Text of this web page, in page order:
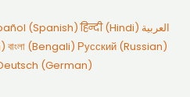
(Spanish) हिन्दी (Hindi) العربية
বাংলা (Bengali) Русский (Russian)
(German)